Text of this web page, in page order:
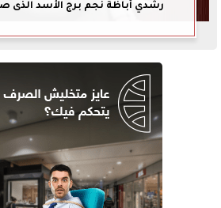
رشدي أباظة نجم برج الأسد الذى